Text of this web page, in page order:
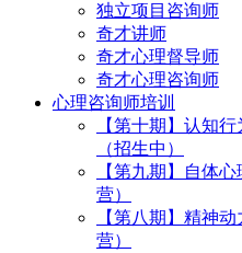
独立项目咨询师
奇才讲师
奇才心理督导师
奇才心理咨询师
心理咨询师培训
【第十期】认知
（招生中）
【第九期】自体
营）
【第八期】精神
营）